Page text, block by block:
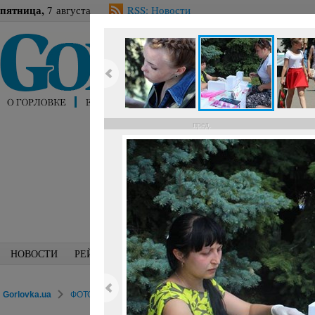
пятница, 7 августа RSS: Новости
НОВОСТИ РЕЙТИНГИ БЛОГИ СПЕЦИАЛИСТЫ
Gorlovka.ua ФОТОРЕПОРТАЖИ Досуг
пред.